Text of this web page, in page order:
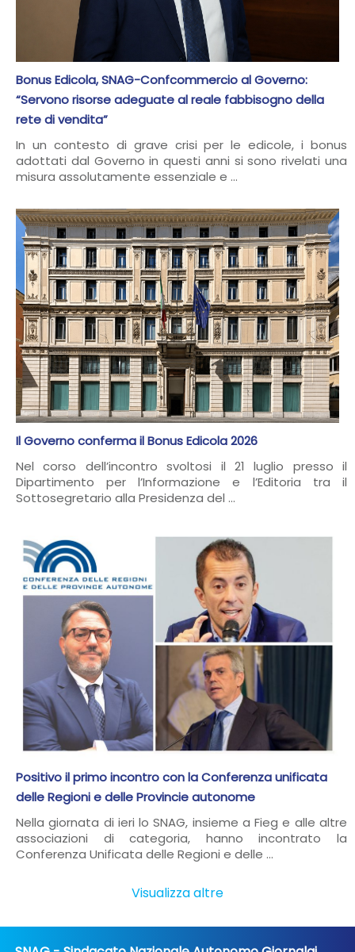
Bonus Edicola, SNAG-Confcommercio al Governo:
“Servono risorse adeguate al reale fabbisogno della
rete di vendita”
In un contesto di grave crisi per le edicole, i bonus
adottati dal Governo in questi anni si sono rivelati una
misura assolutamente essenziale e ...
Il Governo conferma il Bonus Edicola 2026
Nel corso dell’incontro svoltosi il 21 luglio presso il
Dipartimento per l’Informazione e l’Editoria tra il
Sottosegretario alla Presidenza del ...
Positivo il primo incontro con la Conferenza unificata
delle Regioni e delle Provincie autonome
Nella giornata di ieri lo SNAG, insieme a Fieg e alle altre
associazioni di categoria, hanno incontrato la
Conferenza Unificata delle Regioni e delle ...
Visualizza altre